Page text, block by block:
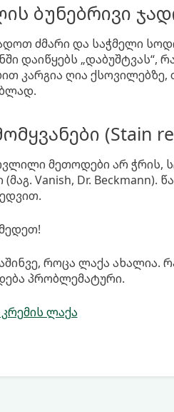
ბუნებრივი
ძმარი და საჭმელი
დაიწყებს „დაბუშტვას“,
კარგია ღია ქსოვილებზე,
(Stain
მეთოდები არ ჭრის,
Vanish, Dr. Beckmann).
როცა ლაქა ახალია.
პრობლემატური.
ლაქა